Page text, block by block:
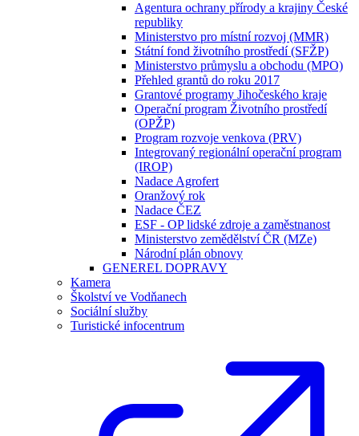
Agentura ochrany přírody a krajiny České
republiky
Ministerstvo pro místní rozvoj (MMR)
Státní fond životního prostředí (SFŽP)
Ministerstvo průmyslu a obchodu (MPO)
Přehled grantů do roku 2017
Grantové programy Jihočeského kraje
Operační program Životního prostředí
(OPŽP)
Program rozvoje venkova (PRV)
Integrovaný regionální operační program
(IROP)
Nadace Agrofert
Oranžový rok
Nadace ČEZ
ESF - OP lidské zdroje a zaměstnanost
Ministerstvo zemědělství ČR (MZe)
Národní plán obnovy
GENEREL DOPRAVY
Kamera
Školství ve Vodňanech
Sociální služby
Turistické infocentrum